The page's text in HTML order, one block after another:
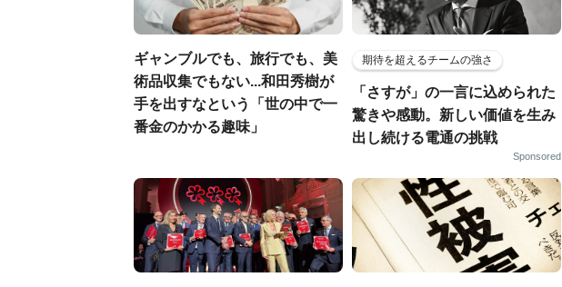
ギャンブルでも、旅行でも、美
術品収集でもない...和田秀樹が
手を出すなという「世の中で一
番金のかかる趣味」
期待を超えるチームの強さ
「さすが」の一言に込められた
驚きや感動。新しい価値を生み
出し続ける電通の挑戦
Sponsored